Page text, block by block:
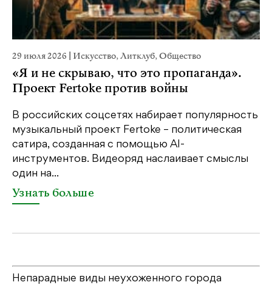
29 июля 2026 Искусство,Литклуб,Общество
«Я и не скрываю, что это пропаганда».
Проект Fertoke против войны
В российских соцсетях набирает популярность
музыкальный проект Fertoke – политическая
сатира, созданная с помощью AI-
инструментов. Видеоряд наслаивает смыслы
один на...
Узнать больше
Непарадные виды неухоженного города